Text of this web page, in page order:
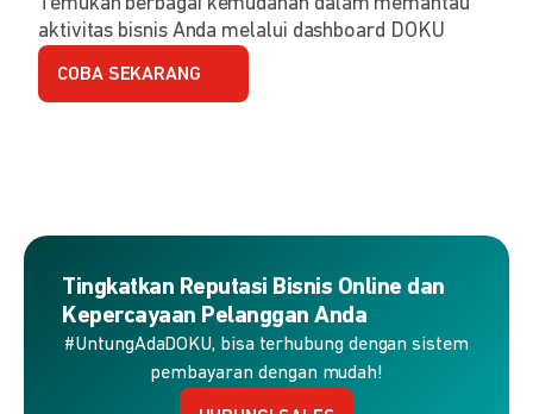
aktivitas bisnis Anda melalui dashboard DOKU
COBA SEKARANG
Tingkatkan Reputasi Bisnis Online dan
Kepercayaan Pelanggan Anda
#UntungAdaDOKU, bisa terhubung dengan sistem
pembayaran dengan mudah!